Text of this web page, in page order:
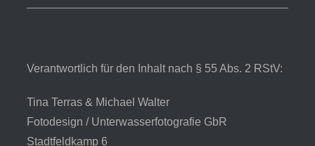
Verantwortlich für den Inhalt nach § 55 Abs. 2 RStV:
Tina Terras & Michael Walter
Fotodesign / Unterwasserfotografie GbR
Stadtfeldkamp 6